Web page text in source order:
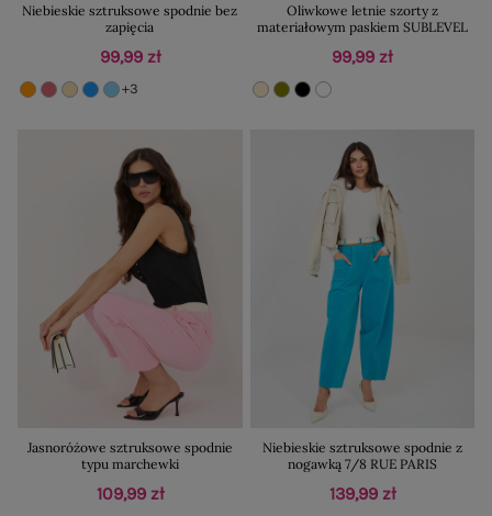
Niebieskie sztruksowe spodnie bez
zapięcia
99,99 zł
+3
Oliwkowe letnie szorty z
materiałowym paskiem SUBLEVEL
99,99 zł
Jasnoróżowe sztruksowe spodnie
typu marchewki
109,99 zł
Niebieskie sztruksowe spodnie z
nogawką 7/8 RUE PARIS
139,99 zł